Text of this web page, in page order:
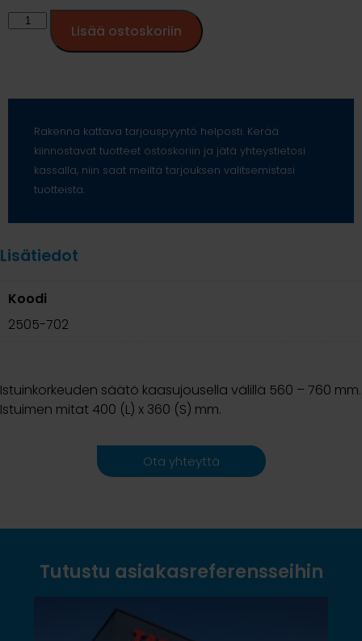
Lisää ostoskoriin
Rakenna kattava tarjouspyyntö helposti. Kerää
kiinnostavat tuotteet ostoskoriin ja jätä yhteystietosi
kassalla, niin saat meiltä tarjouksen valitsemistasi
tuotteista.
Lisätiedot
Koodi
2505-702
Istuinkorkeuden säätö kaasujousella välillä 560 – 760 mm.
Istuimen mitat 400 (L) x 360 (S) mm.
Ota yhteyttä
Tutustu asiakasreferensseihin